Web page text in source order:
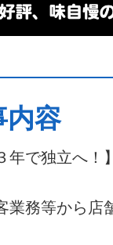
内容
年で独立へ
業務等から店